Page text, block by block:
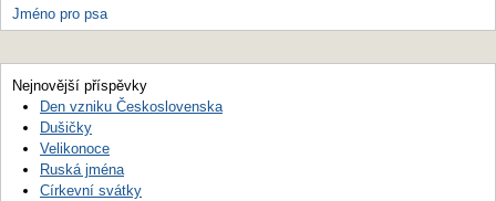
Jméno pro psa
Nejnovější příspěvky
Den vzniku Československa
Dušičky
Velikonoce
Ruská jména
Církevní svátky